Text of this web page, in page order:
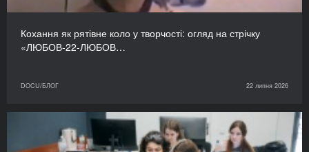
Кохання як рятівне коло у творчості: огляд на стрічку
«ЛЮБОВ-22-ЛЮБОВ…
DOCU/БЛОГ 22 липня 2026